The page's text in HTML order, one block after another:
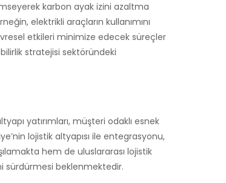
karbon ayak izini azaltma
elektrikli araçların kullanımını
etkileri minimize edecek süreçler
stratejisi sektöründeki
yatırımları, müşteri odaklı esnek
lojistik altyapısı ile entegrasyonu,
hem de uluslararası lojistik
sürdürmesi beklenmektedir.